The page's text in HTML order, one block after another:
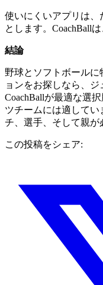
使いにくいアプリは
とします。CoachBall
結論
野球とソフトボール
ョンをお探しなら、ジ
CoachBallが最適な選
ツチームには適して
チ、選手、そして親が
この投稿をシェア: